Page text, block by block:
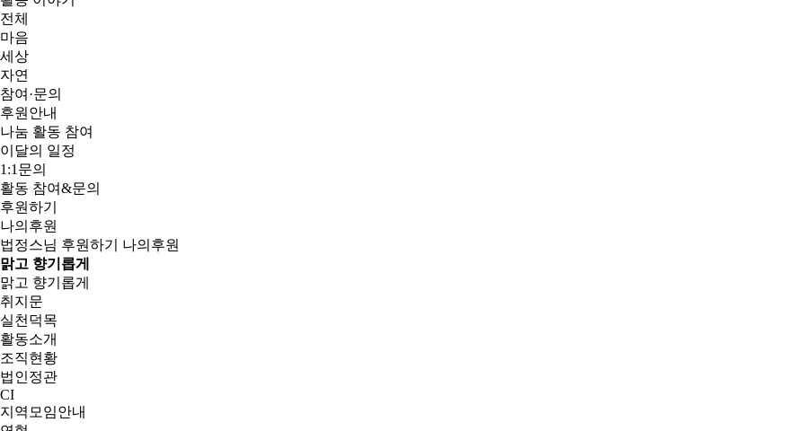
전체
마음
세상
자연
참여·문의
후원안내
나눔 활동 참여
이달의 일정
1:1문의
활동 참여&문의
후원하기
나의후원
법정스님 후원하기
나의후원
맑고 향기롭게
맑고 향기롭게
취지문
실천덕목
활동소개
조직현황
법인정관
CI
지역모임안내